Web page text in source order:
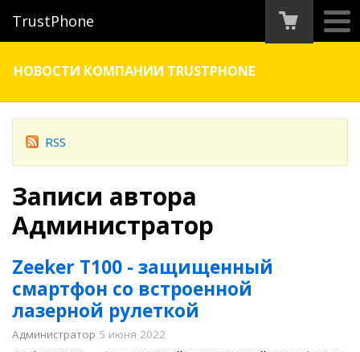
TrustPhone
НОВОСТИ КОМПАНИИ TRUSTPHONE
RSS
Записи автора
Администратор
Zeeker T100 - защищенный
смартфон со встроенной
лазерной рулеткой
Администратор 5 июня 2022